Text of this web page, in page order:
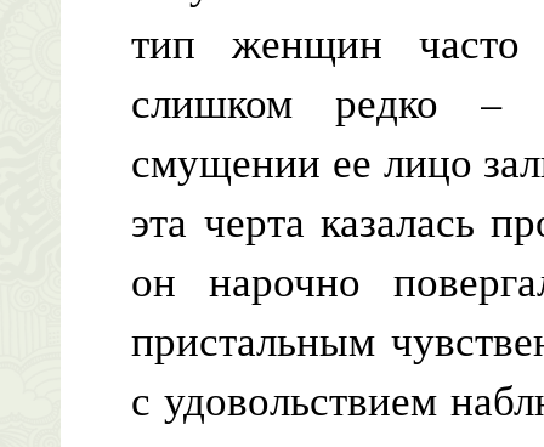
тип женщин часто
слишком редко
смущении ее лицо
эта черта казалась
он нарочно
пристальным
с удовольствием